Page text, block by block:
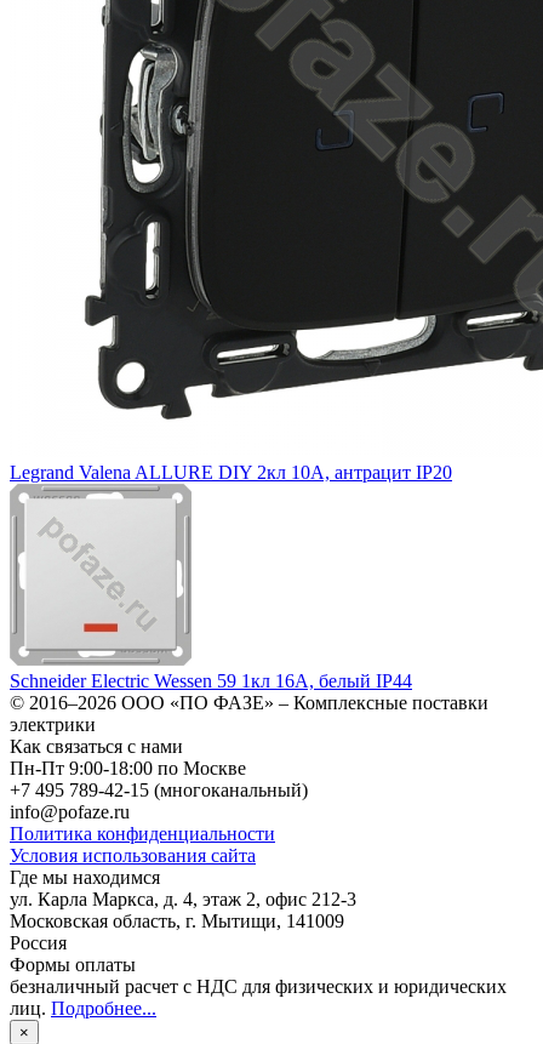
Legrand Valena ALLURE DIY 2кл 10А, антрацит IP20
Schneider Electric Wessen 59 1кл 16А, белый IP44
© 2016–2026 ООО «ПО ФАЗЕ» – Комплексные поставки
электрики
Как связаться с нами
Пн-Пт 9:00-18:00 по Москве
+7 495 789-42-15 (многоканальный)
info@pofaze.ru
Политика конфиденциальности
Условия использования сайта
Где мы находимся
ул. Карла Маркса, д. 4, этаж 2, офис 212-3
Московская область, г. Мытищи, 141009
Россия
Формы оплаты
безналичный расчет с НДС для физических и юридических
лиц. Подробнее...
×